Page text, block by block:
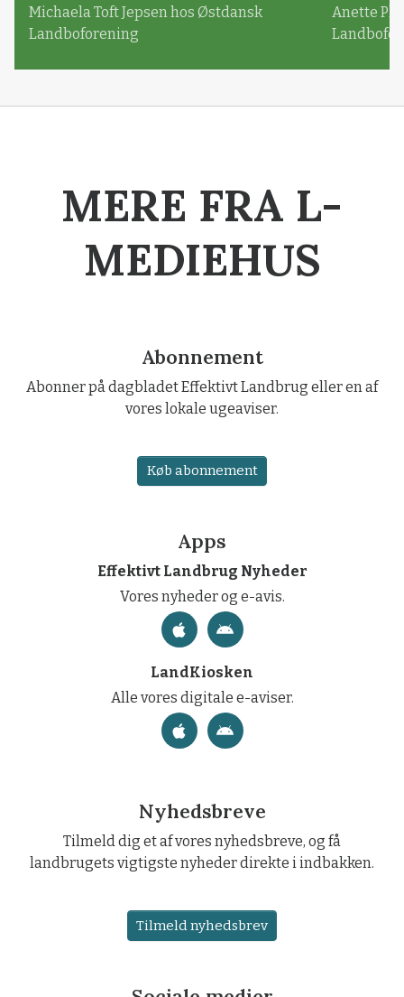
Michaela Toft Jepsen hos Østdansk
Landboforening
Anette
MERE FRA L-
MEDIEHUS
Abonnement
Abonner på dagbladet Effektivt Landbrug eller en af
vores lokale ugeaviser.
Køb abonnement
Apps
Effektivt Landbrug Nyheder
Vores nyheder og e-avis.
LandKiosken
Alle vores digitale e-aviser.
Nyhedsbreve
Tilmeld dig et af vores nyhedsbreve, og få
landbrugets vigtigste nyheder direkte i indbakken.
Tilmeld nyhedsbrev